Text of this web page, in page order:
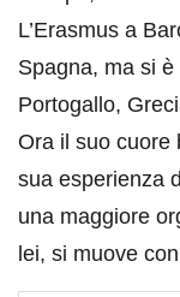
L’Erasmus a
Spagna, ma si
Portogallo,
Ora il suo cuore
sua esperienza
una maggiore
lei, si muove